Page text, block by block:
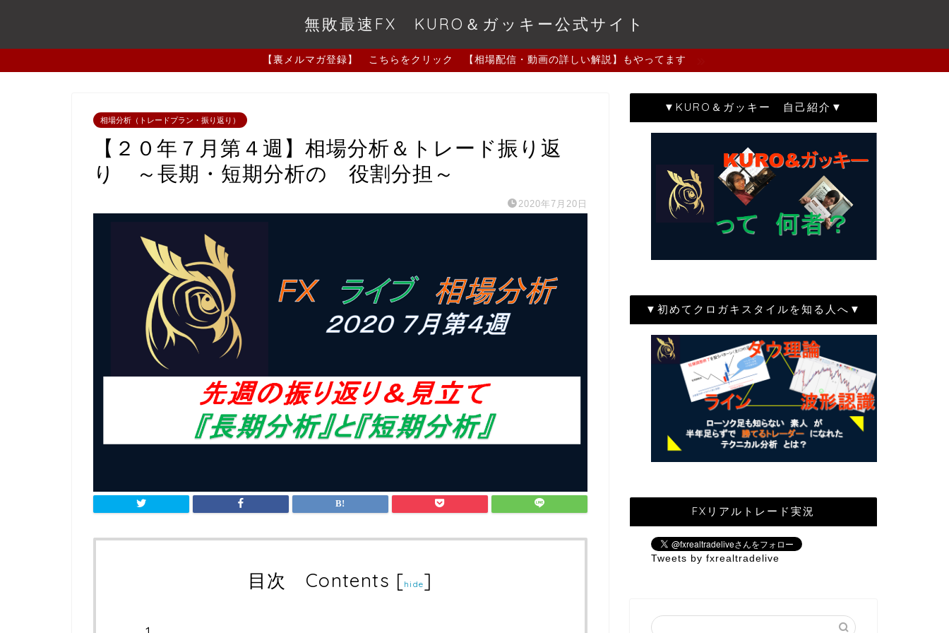
無敗最速FX KURO＆ガッキー公式サイト
【裏メルマガ登録】 こちらをクリック 【相場配信・動画の詳しい解説】もやってます
相場分析（トレードプラン・振り返り）
【２０年７月第４週】相場分析＆トレード振り返
り ～長期・短期分析の 役割分担～
2020年7月20日
目次 Contents [hide]
▼KURO＆ガッキー 自己紹介▼
▼初めてクロガキスタイルを知る人へ▼
FXリアルトレード実況
Tweets by fxrealtradelive